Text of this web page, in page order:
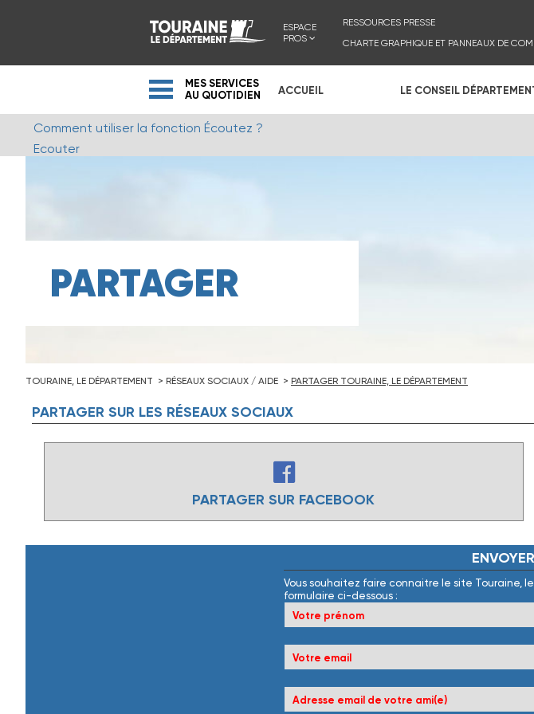
ESPACE
PROS
RESSOURCES PRESSE
CHARTE GRAPHIQUE ET PANNEAUX DE
MES SERVICES
AU QUOTIDIEN
ACCUEIL LE CONSEIL
Comment utiliser la fonction Écoutez ?
Ecouter
PARTAGER
TOURAINE, LE DÉPARTEMENT RÉSEAUX SOCIAUX / AIDE PARTAGER TOURAINE, LE DÉPARTEMENT
PARTAGER SUR LES RÉSEAUX SOCIAUX
PARTAGER SUR FACEBOOK
ENVOYER
Vous souhaitez faire connaitre le site Touraine,
formulaire ci-dessous :